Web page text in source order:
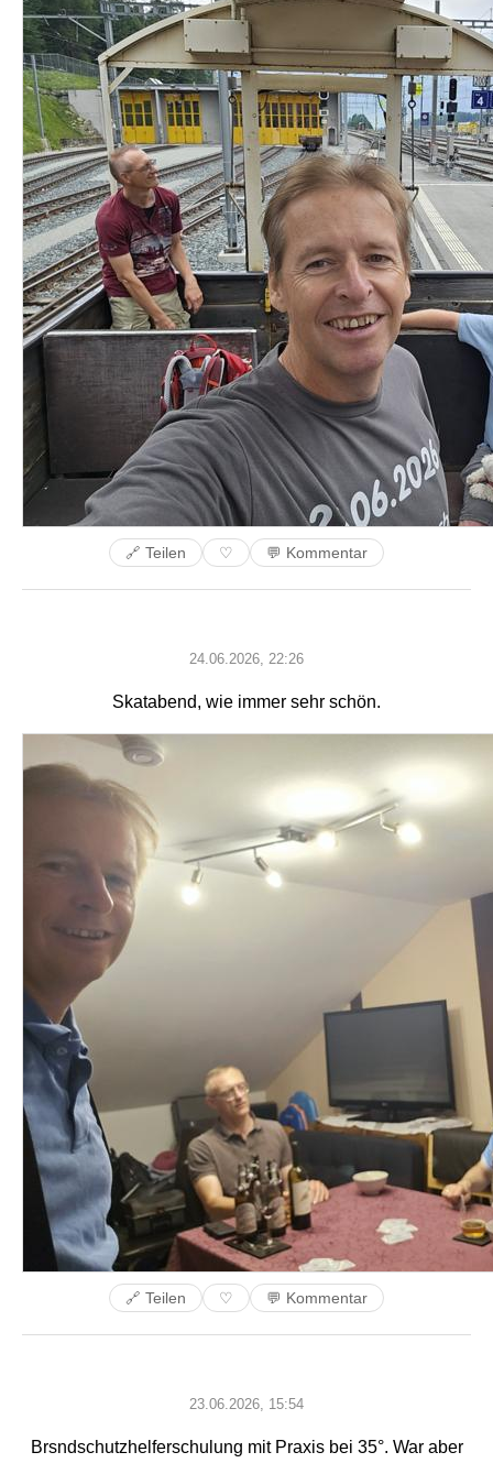
🔗 Teilen ♡ 💬 Kommentar
24.06.2026, 22:26
Skatabend, wie immer sehr schön.
🔗 Teilen ♡ 💬 Kommentar
23.06.2026, 15:54
Brsndschutzhelferschulung mit Praxis bei 35°. War aber